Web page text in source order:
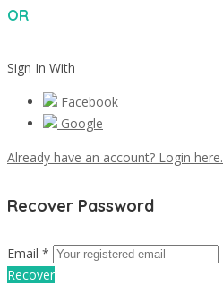
OR
Sign In With
Facebook
Google
Already have an account? Login here.
Recover Password
Email *
Recover